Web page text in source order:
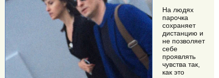
На людях
парочка
сохраняет
дистанцию и
не позволяет
себе
проявлять
чувства так,
как это